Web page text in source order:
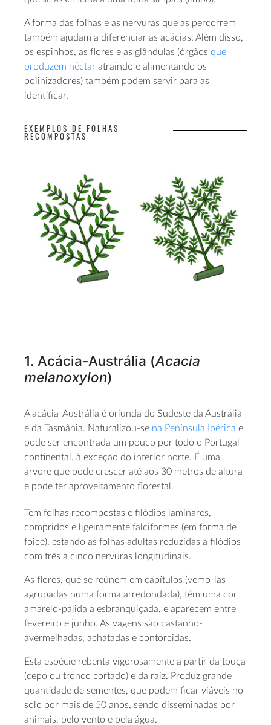
A forma das folhas e as nervuras que as percorrem
também ajudam a diferenciar as acácias. Além disso,
os espinhos, as flores e as glândulas (órgãos que
produzem néctar atraindo e alimentando os
polinizadores) também podem servir para as
identificar.
EXEMPLOS DE FOLHAS
RECOMPOSTAS
1. Acácia-Austrália (Acacia
melanoxylon)
A acácia-Austrália é oriunda do Sudeste da Austrália
e da Tasmânia. Naturalizou-se na Península Ibérica e
pode ser encontrada um pouco por todo o Portugal
continental, à exceção do interior norte. É uma
árvore que pode crescer até aos 30 metros de altura
e pode ter aproveitamento florestal.
Tem folhas recompostas e filódios laminares,
compridos e ligeiramente falciformes (em forma de
foice), estando as folhas adultas reduzidas a filódios
com três a cinco nervuras longitudinais.
As flores, que se reúnem em capítulos (vemo-las
agrupadas numa forma arredondada), têm uma cor
amarelo-pálida a esbranquiçada, e aparecem entre
fevereiro e junho. As vagens são castanho-
avermelhadas, achatadas e contorcidas.
Esta espécie rebenta vigorosamente a partir da touça
(cepo ou tronco cortado) e da raiz. Produz grande
quantidade de sementes, que podem ficar viáveis no
solo por mais de 50 anos, sendo disseminadas por
animais, pelo vento e pela água.